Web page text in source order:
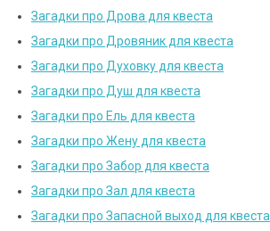
Загадки про Дрова для квеста
Загадки про Дровяник для квеста
Загадки про Духовку для квеста
Загадки про Душ для квеста
Загадки про Ель для квеста
Загадки про Жену для квеста
Загадки про Забор для квеста
Загадки про Зал для квеста
Загадки про Запасной выход для квеста